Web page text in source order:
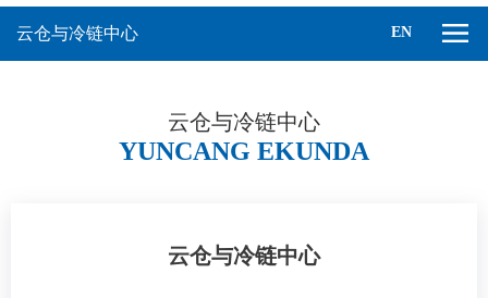
EN
云仓与冷链中心
云仓与冷链中心
YUNCANG EKUNDA
云仓与冷链中心